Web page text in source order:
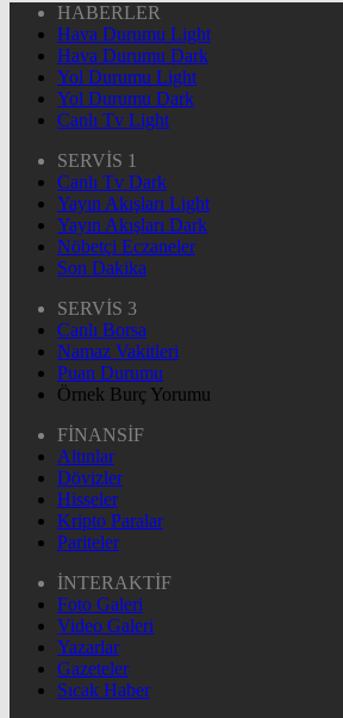
HABERLER
Hava Durumu Light
Hava Durumu Dark
Yol Durumu Light
Yol Durumu Dark
Canlı Tv Light
SERVİS 1
Canlı Tv Dark
Yayın Akışları Light
Yayın Akışları Dark
Nöbetçi Eczaneler
Son Dakika
SERVİS 3
Canlı Borsa
Namaz Vakitleri
Puan Durumu
Örnek Burç Yorumu
FİNANSİF
Altınlar
Dövizler
Hisseler
Kripto Paralar
Pariteler
İNTERAKTİF
Foto Galeri
Video Galeri
Yazarlar
Gazeteler
Sıcak Haber